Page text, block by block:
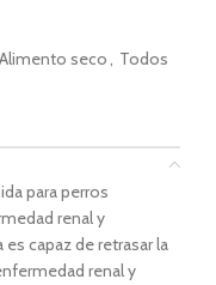
Alimento seco, Todos
para perros
renal y
capaz de retrasar la
renal y